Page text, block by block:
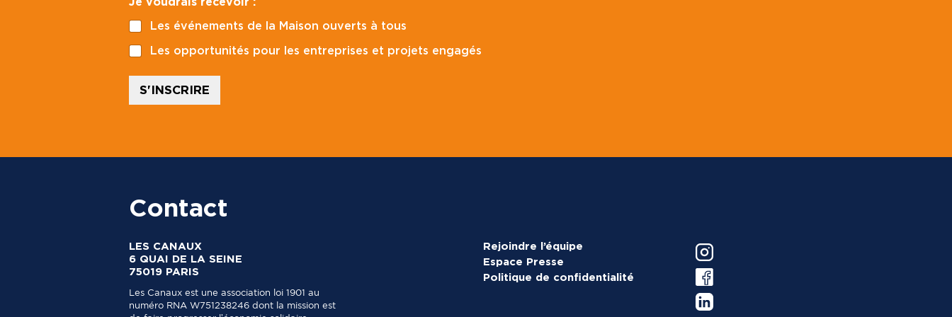
i
l
*
o
d
e
E
-
Les événements de la Maison ouverts à tous
Les opportunités pour les entreprises et projets engagés
S'INSCRIRE
Contact
LES CANAUX
6 QUAI DE LA SEINE
75019 PARIS
Les Canaux est une association loi 1901 au
numéro RNA W751238246 dont la mission est
Rejoindre l’équipe
Espace Presse
Politique de confidentialité